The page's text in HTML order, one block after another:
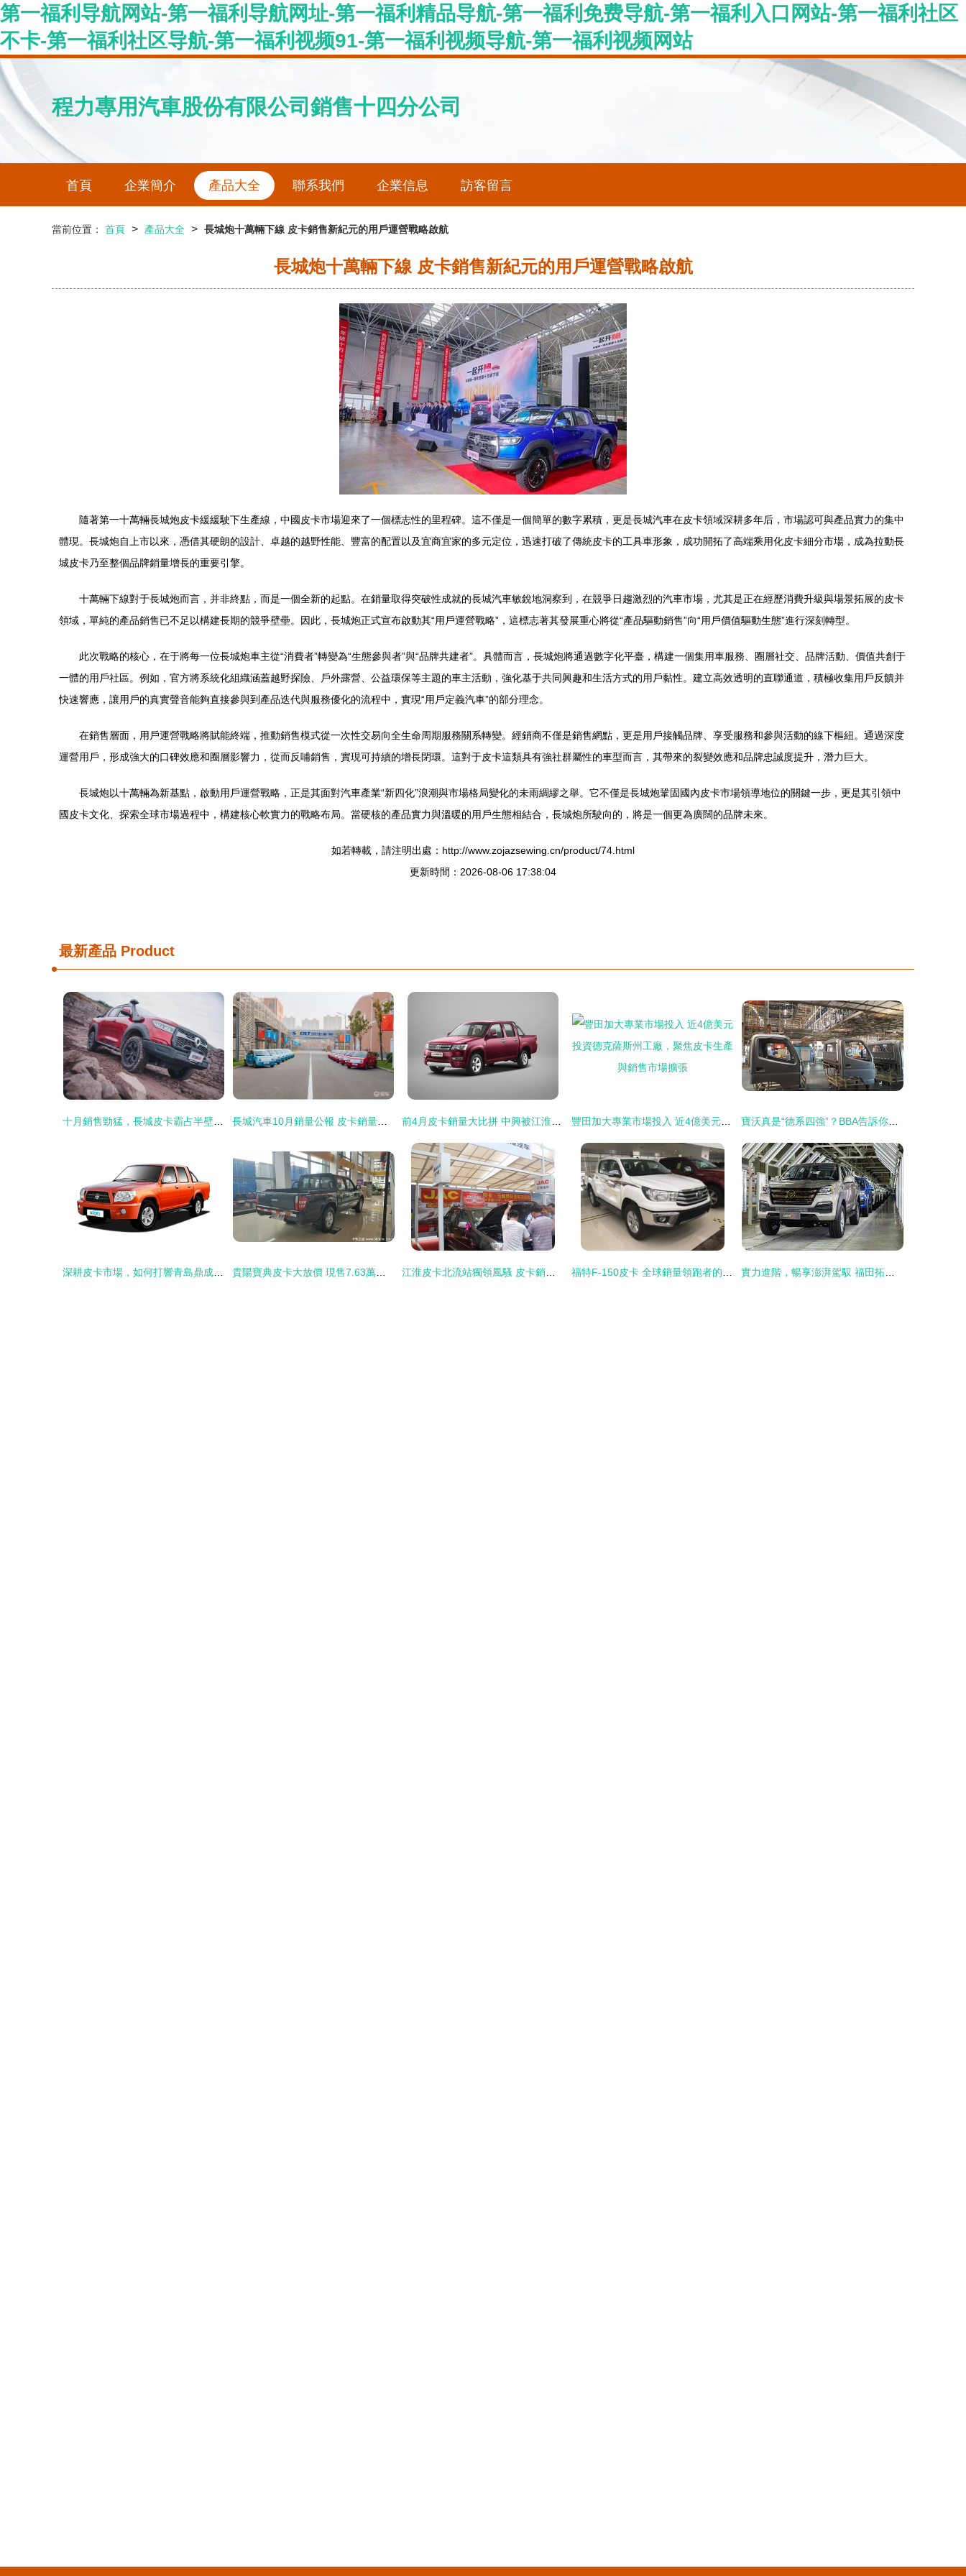
第一福利导航网站-第一福利导航网址-第一福利精品导航-第一福利免费导航-第一福利入口网站-第一福利社区
不卡-第一福利社区导航-第一福利视频91-第一福利视频导航-第一福利视频网站
程力專用汽車股份有限公司銷售十四分公司
首頁 企業簡介 產品大全 聯系我們 企業信息 訪客留言
當前位置： 首頁 > 產品大全 > 長城炮十萬輛下線 皮卡銷售新紀元的用戶運營戰略啟航
長城炮十萬輛下線 皮卡銷售新紀元的用戶運營戰略啟航
隨著第一十萬輛長城炮皮卡緩緩駛下生產線，中國皮卡市場迎來了一個標志性的里程碑。這不僅是一個簡單的數字累積，更是長城汽車在皮卡領域深耕多年后，市場認可與產品實力的集中
體現。長城炮自上市以來，憑借其硬朗的設計、卓越的越野性能、豐富的配置以及宜商宜家的多元定位，迅速打破了傳統皮卡的工具車形象，成功開拓了高端乘用化皮卡細分市場，成為拉動長
城皮卡乃至整個品牌銷量增長的重要引擎。
十萬輛下線對于長城炮而言，并非終點，而是一個全新的起點。在銷量取得突破性成就的長城汽車敏銳地洞察到，在競爭日趨激烈的汽車市場，尤其是正在經歷消費升級與場景拓展的皮卡
領域，單純的產品銷售已不足以構建長期的競爭壁壘。因此，長城炮正式宣布啟動其“用戶運營戰略”，這標志著其發展重心將從“產品驅動銷售”向“用戶價值驅動生態”進行深刻轉型。
此次戰略的核心，在于將每一位長城炮車主從“消費者”轉變為“生態參與者”與“品牌共建者”。具體而言，長城炮將通過數字化平臺，構建一個集用車服務、圈層社交、品牌活動、價值共創于
一體的用戶社區。例如，官方將系統化組織涵蓋越野探險、戶外露營、公益環保等主題的車主活動，強化基于共同興趣和生活方式的用戶黏性。建立高效透明的直聯通道，積極收集用戶反饋并
快速響應，讓用戶的真實聲音能夠直接參與到產品迭代與服務優化的流程中，實現“用戶定義汽車”的部分理念。
在銷售層面，用戶運營戰略將賦能終端，推動銷售模式從一次性交易向全生命周期服務關系轉變。經銷商不僅是銷售網點，更是用戶接觸品牌、享受服務和參與活動的線下樞紐。通過深度
運營用戶，形成強大的口碑效應和圈層影響力，從而反哺銷售，實現可持續的增長閉環。這對于皮卡這類具有強社群屬性的車型而言，其帶來的裂變效應和品牌忠誠度提升，潛力巨大。
長城炮以十萬輛為新基點，啟動用戶運營戰略，正是其面對汽車產業“新四化”浪潮與市場格局變化的未雨綢繆之舉。它不僅是長城炮鞏固國內皮卡市場領導地位的關鍵一步，更是其引領中
國皮卡文化、探索全球市場過程中，構建核心軟實力的戰略布局。當硬核的產品實力與溫暖的用戶生態相結合，長城炮所駛向的，將是一個更為廣闊的品牌未來。
如若轉載，請注明出處：http://www.zojazsewing.cn/product/74.html
更新時間：2026-08-06 17:38:04
最新產品 Product